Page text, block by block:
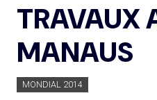
TRAVAUX
MANAUS
MONDIAL 2014